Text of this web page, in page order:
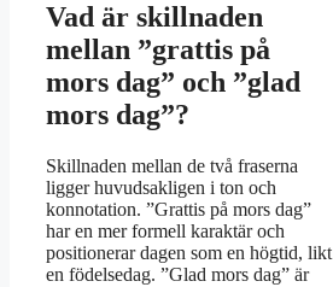
Vad är skillnaden
mellan ”grattis på
mors dag” och ”glad
mors dag”?
Skillnaden mellan de två fraserna
ligger huvudsakligen i ton och
konnotation. ”Grattis på mors dag”
har en mer formell karaktär och
positionerar dagen som en högtid, likt
en födelsedag. ”Glad mors dag” är